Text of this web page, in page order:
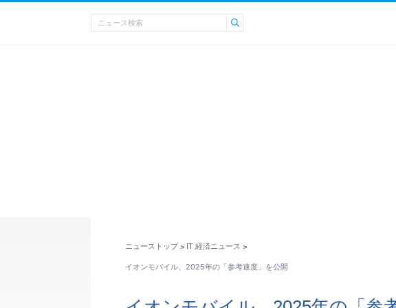
ニューストップ > IT 経済ニュース >
イオンモバイル、2025年の「参考速度」を公開